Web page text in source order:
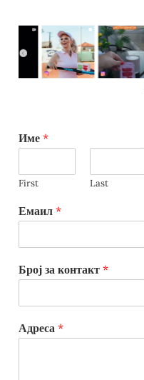
Име *
First Last
Емаил *
Број за контакт *
Адреса *